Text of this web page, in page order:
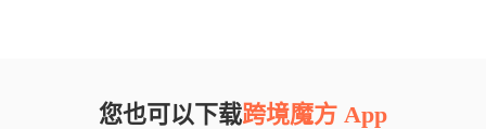
您也可以下载跨境魔方 App